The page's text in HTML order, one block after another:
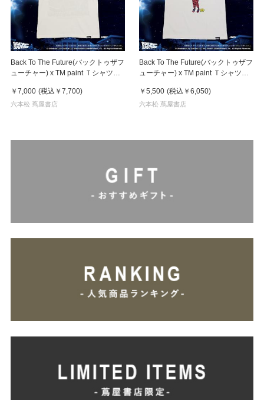
Back To The Future(バックトゥザフ
ューチャー) x TM paint Ｔシャツ
￥7,000 (税込 ￥7,700)
六本松 蔦屋書店
Back To The Future(バックトゥザフ
ューチャー) x TM paint Ｔシャツ
￥5,500 (税込 ￥6,050)
六本松 蔦屋書店